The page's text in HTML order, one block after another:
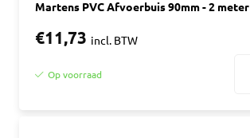
Martens PVC Afvoerbuis 90mm - 2 meter
€11,73 incl. BTW
Op voorraad